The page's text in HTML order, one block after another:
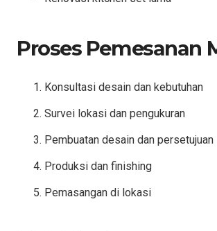
Proses Pemesanan
Konsultasi desain dan kebutuhan
Survei lokasi dan pengukuran
Pembuatan desain dan persetujuan
Produksi dan finishing
Pemasangan di lokasi